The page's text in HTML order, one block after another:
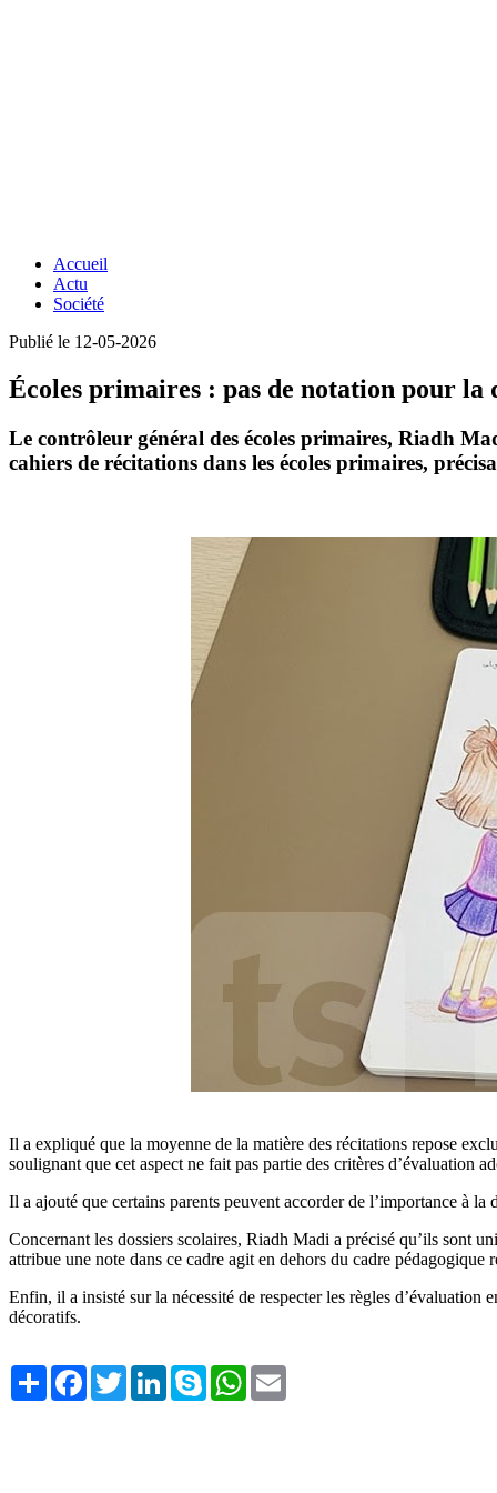
Accueil
Actu
Société
Publié le 12-05-2026
Écoles primaires : pas de notation pour la
Le contrôleur général des écoles primaires, Riadh
cahiers de récitations dans les écoles primaires,
Il a expliqué que la moyenne de la matière des récitations repose
soulignant que cet aspect ne fait pas partie des critères d’évaluation
Il a ajouté que certains parents peuvent accorder de l’importance à la
Concernant les dossiers scolaires, Riadh Madi a précisé qu’ils sont
attribue une note dans ce cadre agit en dehors du cadre pédagogique
Enfin, il a insisté sur la nécessité de respecter les règles d’évaluation
décoratifs.
Share FacebookTwitterLinkedInSkype WhatsApp